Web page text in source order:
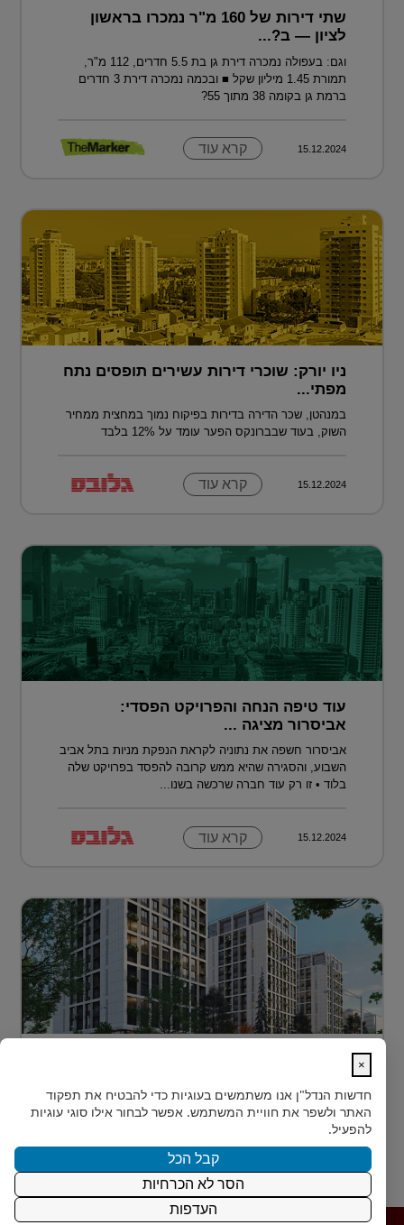
שתי דירות של 160 מ"ר נמכרו בראשון
לציון — ב?...
וגם: בעפולה נמכרה דירת גן בת 5.5 חדרים, 112 מ"ר,
תמורת 1.45 מיליון שקל ■ ובכמה נמכרה דירת 3 חדרים
ברמת גן בקומה 38 מתוך 55?
15.12.2024 קרא עוד
ניו יורק: שוכרי דירות עשירים תופסים נתח
מפתי...
במנהטן, שכר הדירה בדירות בפיקוח נמוך במחצית ממחיר
השוק, בעוד שבברונקס הפער עומד על 12% בלבד
15.12.2024 קרא עוד
עוד טיפה הנחה והפרויקט הפסדי:
אביסרור מציגה ...
אביסרור חשפה את נתוניה לקראת הנפקת מניות בתל אביב
השבוע, והסגירה שהיא ממש קרובה להפסד בפרויקט שלה
בלוד • זו רק עוד חברה שרכשה בשנו...
15.12.2024 קרא עוד
כשחושבים על השקעות נדל"ן מעבר לים, מדינה אחת
נמצאת בשנים האחרונות בראש הרשימה של משקיעים
ישראלים רבים: גאורגיה. ...
15.12.2024 קרא עוד
×
חדשות הנדל"ן אנו משתמשים בעוגיות כדי להבטיח את תפקוד
האתר ולשפר את חוויית המשתמש. אפשר לבחור אילו סוגי עוגיות
להפעיל.
קבל הכל
הסר לא הכרחיות
העדפות